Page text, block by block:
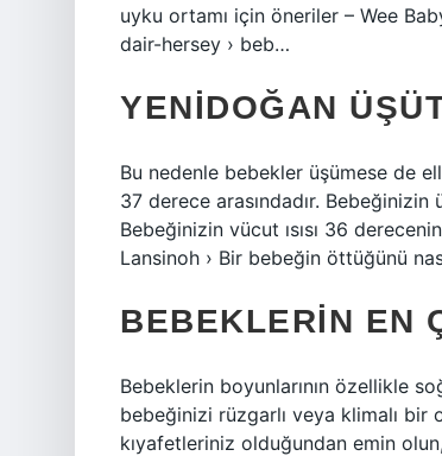
uyku ortamı için öneriler – Wee
dair-hersey › beb…
YENIDOĞAN
Bu nedenle bebekler üşümese de
37 derece arasındadır.
Bebeğinizin vücut ısısı 36
Lansinoh › Bir bebeğin öttüğünü
BEBEKLERIN EN
Bebeklerin boyunlarının özellikle
bebeğinizi rüzgarlı veya klimalı bir
kıyafetleriniz olduğundan emin